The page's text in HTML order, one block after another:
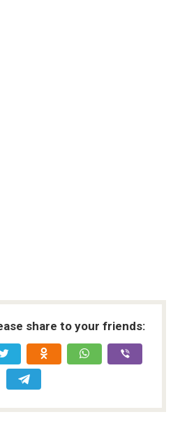
share to your friends: